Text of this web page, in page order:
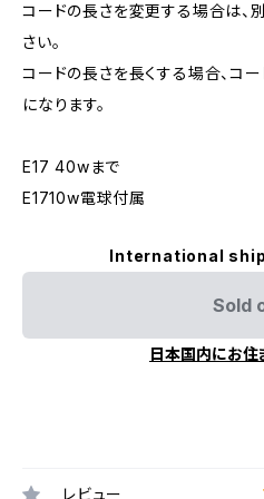
コードの長さを変更する場合は、
さい。
コードの長さを長くする場合、コ
になります。
E17 40wまで
E1710w電球付属
International
Sold
日本国内にお住
レビュー